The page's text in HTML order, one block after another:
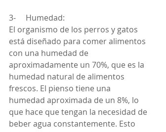
3-     Humedad:
El organismo de los perros y gatos
está diseñado para comer alimentos
con una humedad de
aproximadamente un 70%, que es la
humedad natural de alimentos
frescos. El pienso tiene una
humedad aproximada de un 8%, lo
que hace que tengan la necesidad de
beber agua constantemente. Esto